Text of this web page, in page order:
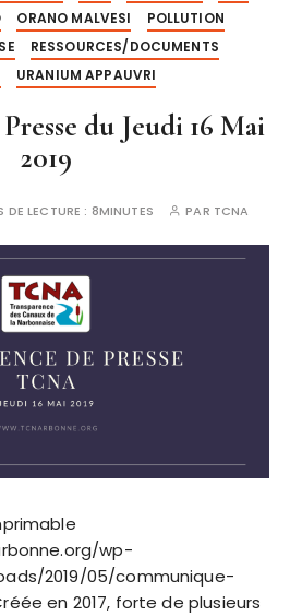
ORANO MALVESI
POLLUTION
RESSOURCES/DOCUMENTS
URANIUM APPAUVRI
du Jeudi 16 Mai
2019
DE LECTURE : 8MINUTES PAR TCNA
wp-
2019/05/communique-
en 2017, forte de plusieurs